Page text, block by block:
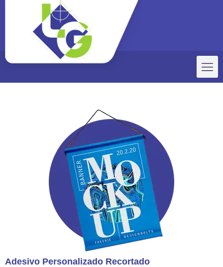
Adesivo Personalizado Recortado